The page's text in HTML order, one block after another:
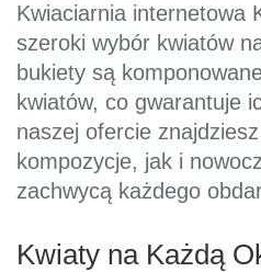
Kwiaciarnia internetowa
szeroki wybór kwiatów
bukiety są
kwiatów, co gwarantuje
naszej ofercie
kompozycje, jak i
zachwycą każdego
Kwiaty na Każdą